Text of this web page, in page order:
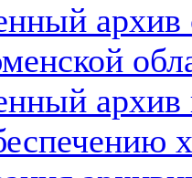
архив